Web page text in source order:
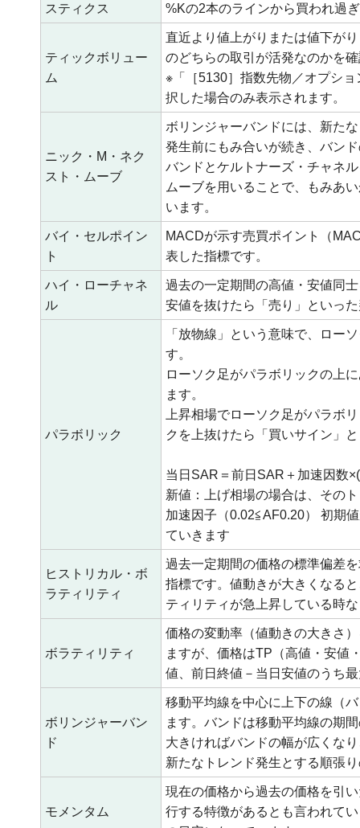
スティクス
%Kの2本のラインから買われ過
ティックボリュー
ム
直近より値上がりまたは値下が
のどちらの取引が活発なのかを
※「［5130］指数先物／オプシ
択した場合のみ表示されます。
ニック・M・ネク
スト・ムーブ
ボリンジャーバンドには、新た
発生前にもみ合いが続き、バン
バンドとケルトナーズ・チャネ
ムーブを用いることで、もみあ
います。
バイ・セルポイン
ト
MACDが示す売買ポイント（
表した指標です。
ハイ・ローチャネ
ル
過去の一定期間の高値・安値同
安値を抜けたら「売り」といっ
パラボリック
「放物線」という意味で、ロー
す。
ローソク足がパラボリックの上
ます。
上昇相場でローソク足がパラボ
クを上抜けたら「買いサイン」
当日SAR＝前日SAR＋加速因数
新値：上げ相場の場合は、その
加速因子（0.02≦AF0.20） 初期
ていきます
ヒストリカル・ボ
ラティリティ
過去一定期間の価格の標準偏差
指標です。値動きが大きくなる
ティリティが急上昇している時
ボラティリティ
価格の変動率（値動きの大きさ
ますが、価格はTP（高値・安値
値、前日終値－当日安値のうち
ボリンジャーバン
ド
移動平均線を中心に上下の線（
ます。バンドは移動平均線の期
大きければバンドの幅が広くな
新たなトレンド発生とする順張
モメンタム
現在の価格から過去の価格を引
行する特徴があるとも言われて